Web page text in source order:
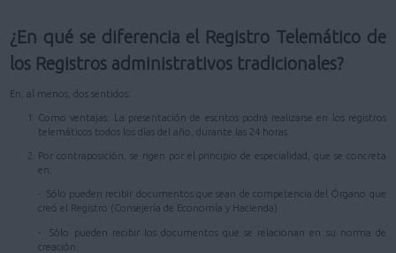
¿En qué se diferencia el Registro Telemático de
los Registros administrativos tradicionales?
En, al menos, dos sentidos:
Como ventajas: La presentación de escritos podrá realizarse en los registros
telemáticos todos los días del año, durante las 24 horas.
Por contraposición, se rigen por el principio de especialidad, que se concreta
en:
- Sólo pueden recibir documentos que sean de competencia del Órgano que
creó el Registro (Consejería de Economía y Hacienda)
- Sólo pueden recibir los documentos que se relacionan en su norma de
creación.